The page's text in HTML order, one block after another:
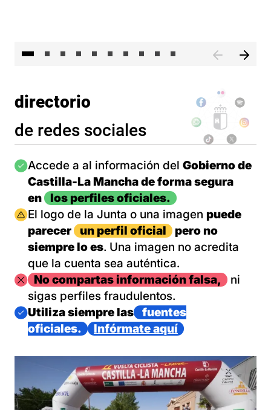
directorio
de redes sociales
Imagen
Accede a al información del Gobierno de
Castilla-La Mancha de forma segura
en
los perfiles oficiales.
Imagen
El logo de la Junta o una imagen puede
parecer
un perfil oficial
pero no
siempre lo es. Una imagen no acredita
que la cuenta sea auténtica.
ImagenNo compartas información falsa,
ni
sigas perfiles fraudulentos.
Imagen
Utiliza siempre las
fuentes
oficiales.
Infórmate aquí